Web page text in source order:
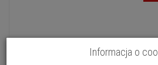
Subwoofer aktywny Taga Harmony
Informacja o